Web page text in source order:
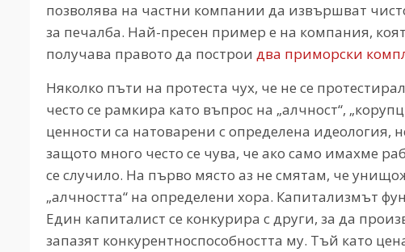
позволява на частни компании да извършват
за печалба. Най-пресен пример е на компания,
получава правото да построи два приморски
Няколко пъти на протеста чух, че не се
често се рамкира като въпрос на „алчност“,
ценности са натоварени с определена
защото много често се чува, че ако само имахме
се случило. На първо място аз не смятам, че
„алчността“ на определени хора. Капитализмът
Един капиталист се конкурира с други, за да
запазят конкурентноспособността му. Тъй като